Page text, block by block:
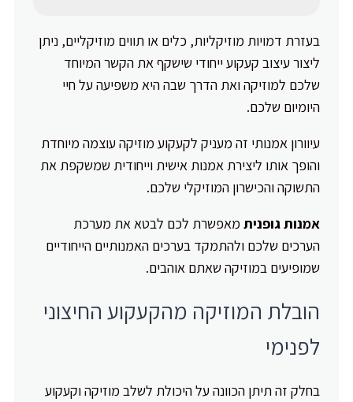
בעזרת דמויות מוזיקליות, כלים או תווים מוזיקליים, ניתן
ליצור עיצוב קעקוע ייחודי שישקף את הקשר המיוחד
שלכם למוזיקה ואת הדרך שבה היא משפיעה על חיי
היומיום שלכם.
עיוורון אמנותי זה מעניק לקעקוע מוזיקה עוצמה מיוחדת
והופך אותו ליצירת אמנות אישית וייחודית שמשקפת את
התשוקה והכישרון המוזיקלי שלכם.
אמנות גופניתמאפשרת לכם לבטא את מערכת
הערכים שלכם ולהתמקד בערכים האמנותיים הייחודיים
שמופיעים במוזיקה שאתם אוהבים.
הובלת המוזיקה מהקעקוע החיצוני
לפנימי
בחלק זה תיתן הכוונה על היכולת לשלב מוזיקה וקעקוע